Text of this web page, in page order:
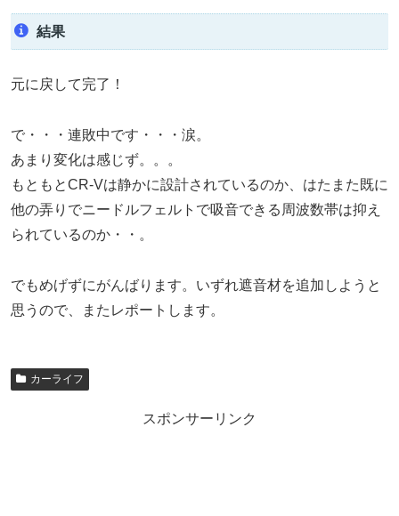
結果
元に戻して完了！
で・・・連敗中です・・・涙。
あまり変化は感じず。。。
もともとCR-Vは静かに設計されているのか、はたまた既に
他の弄りでニードルフェルトで吸音できる周波数帯は抑え
られているのか・・。
でもめげずにがんばります。いずれ遮音材を追加しようと
思うので、またレポートします。
カーライフ
スポンサーリンク